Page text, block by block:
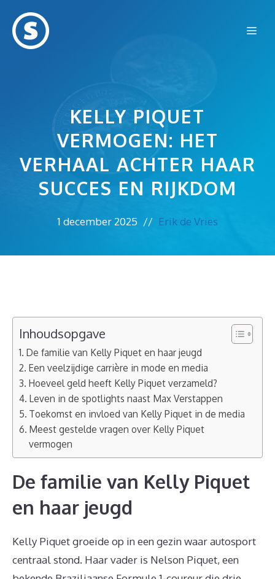
naar
KELLY PIQUET
VERMOGEN: HET
VERHAAL ACHTER HAAR
SUCCES EN RIJKDOM
1 december 2025 // Erik de Vries
Inhoudsopgave
De familie van Kelly Piquet en haar jeugd
Een veelzijdige carrière in mode en media
Hoeveel geld heeft Kelly Piquet verzameld?
Leven in de spotlights naast Max Verstappen
Toekomst en invloed van Kelly Piquet in de media
Meest gestelde vragen over Kelly Piquet
vermogen
De familie van Kelly Piquet
en haar jeugd
Kelly Piquet groeide op in een gezin waar autosport
centraal stond. Haar vader is Nelson Piquet, een